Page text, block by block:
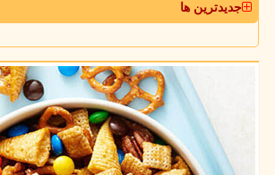
جدیدترین ها